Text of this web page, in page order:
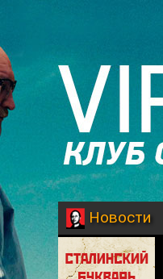
Новости